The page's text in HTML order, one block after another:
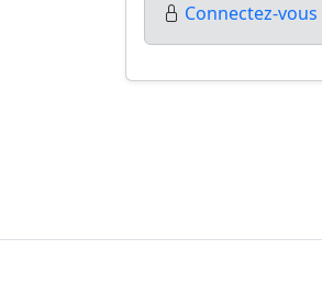
Connectez-vous